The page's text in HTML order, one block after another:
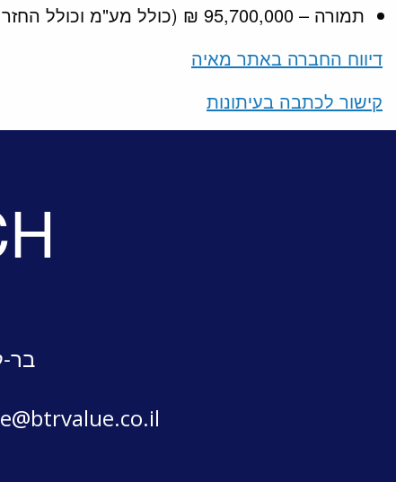
תמורה – 95,700,000 ₪ (כולל מע"מ וכולל החזר הוצאות פיתוח).
דיווח החברה באתר מאיה
קישור לכתבה בעיתונות
בר-